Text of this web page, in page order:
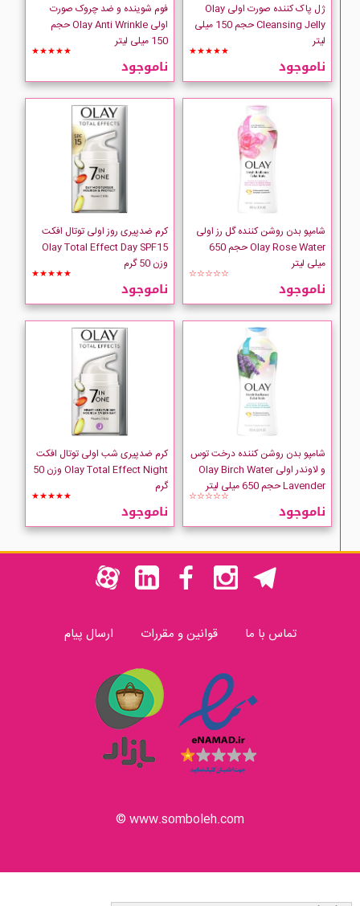
ژل پاک کننده صورت اولی Olay
Cleansing Jelly حجم 150 میلی
لیتر
★★★★★
ناموجود
فوم شوینده و ضد چروک صورت
اولی Olay Anti Wrinkle حجم
150 میلی لیتر
★★★★★
ناموجود
شامپو بدن روشن کننده گل رز اولی
Olay Rose Water حجم 650
میلی لیتر
☆☆☆☆☆
ناموجود
کرم ضدپیری روز اولی توتال افکت
Olay Total Effect Day SPF15
وزن 50 گرم
★★★★★
ناموجود
شامپو بدن روشن کننده درخت توس
و لاوندر اولی Olay Birch Water
Lavender حجم 650 میلی لیتر
☆☆☆☆☆
ناموجود
کرم ضدپیری شب اولی توتال افکت
Olay Total Effect Night وزن 50
گرم
★★★★★
ناموجود
تماس با ما قوانین و مقررات ارسال پیام
www.somboleh.com ©